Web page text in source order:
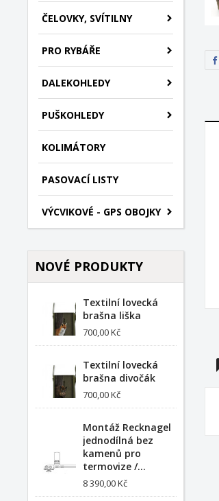
ČELOVKY, SVÍTILNY
PRO RYBÁŘE
DALEKOHLEDY
PUŠKOHLEDY
KOLIMÁTORY
PASOVACÍ LISTY
VÝCVIKOVÉ - GPS OBOJKY
NOVÉ PRODUKTY
Textilní lovecká
brašna liška
700,00 Kč
Textilní lovecká
brašna divočák
700,00 Kč
Montáž Recknagel
jednodílná bez
kamenů pro
termovize /...
8 390,00 Kč